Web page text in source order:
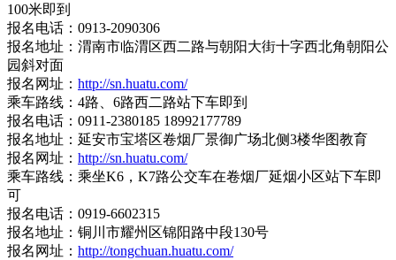
100米即到
报名电话：0913-2090306
报名地址：渭南市临渭区西二路与朝阳大街十字西北角朝阳公
园斜对面
报名网址： http://sn.huatu.com/
乘车路线：4路、6路西二路站下车即到
报名电话：0911-2380185 18992177789
报名地址：延安市宝塔区卷烟厂景御广场北侧3楼华图教育
报名网址： http://sn.huatu.com/
乘车路线：乘坐K6，K7路公交车在卷烟厂延烟小区站下车即
可
报名电话：0919-6602315
报名地址：铜川市耀州区锦阳路中段130号
报名网址： http://tongchuan.huatu.com/